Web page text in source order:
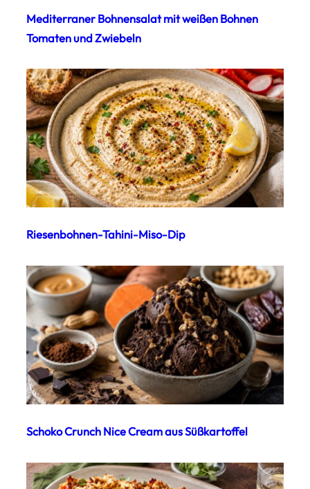
Mediterraner Bohnensalat mit weißen Bohnen
Tomaten und Zwiebeln
Riesenbohnen-Tahini-Miso-Dip
Schoko Crunch Nice Cream aus Süßkartoffel